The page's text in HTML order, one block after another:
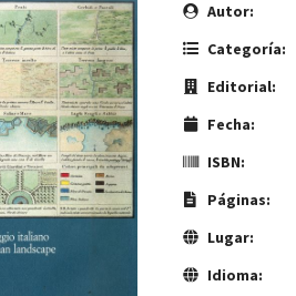
Autor:
Categoría:
Editorial:
Fecha:
ISBN:
Páginas:
Lugar:
Idioma: